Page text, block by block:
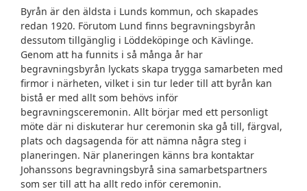
Byrån är den äldsta i Lunds kommun, och skapades
redan 1920. Förutom Lund finns begravningsbyrån
dessutom tillgänglig i Löddeköpinge och Kävlinge.
Genom att ha funnits i så många år har
begravningsbyrån lyckats skapa trygga samarbeten med
firmor i närheten, vilket i sin tur leder till att byrån kan
bistå er med allt som behövs inför
begravningsceremonin. Allt börjar med ett personligt
möte där ni diskuterar hur ceremonin ska gå till, färgval,
plats och dagsagenda för att nämna några steg i
planeringen. När planeringen känns bra kontaktar
Johanssons begravningsbyrå sina samarbetspartners
som ser till att ha allt redo inför ceremonin.